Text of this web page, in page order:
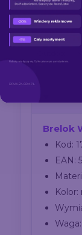
Brelok
Kod:
EAN:
Kolor: